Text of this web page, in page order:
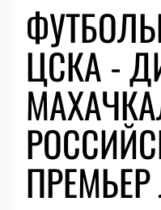
ЦСКА -